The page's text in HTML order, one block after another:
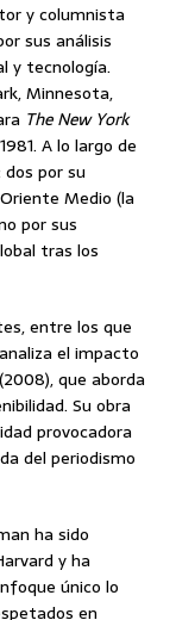
y columnista
sus análisis
y tecnología.
Minnesota,
The New York
A lo largo de
por su
Medio (la
por sus
tras los
entre los que
el impacto
que aborda
Su obra
provocadora
del periodismo
ha sido
y ha
único lo
en